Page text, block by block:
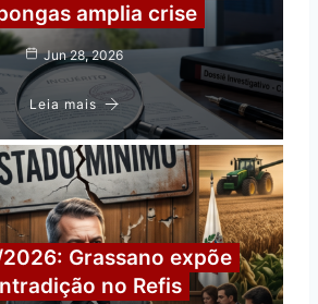
amplia crise
Jun 28, 2026
Leia mais
Grassano expõe
no Refis